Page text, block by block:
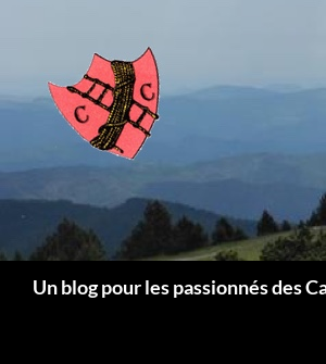
Un blog pour les passionnés des